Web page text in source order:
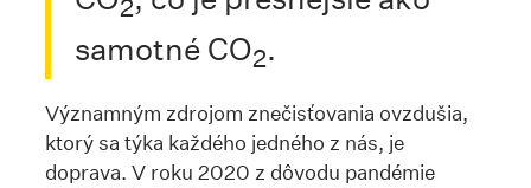
2
samotné CO2.
Významným zdrojom znečisťovania ovzdušia,
ktorý sa týka každého jedného z nás, je
doprava. V roku 2020 z dôvodu pandémie